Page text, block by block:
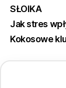
SŁOIKA
Jak stres
Kokosowe